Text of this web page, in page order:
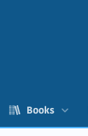
Books